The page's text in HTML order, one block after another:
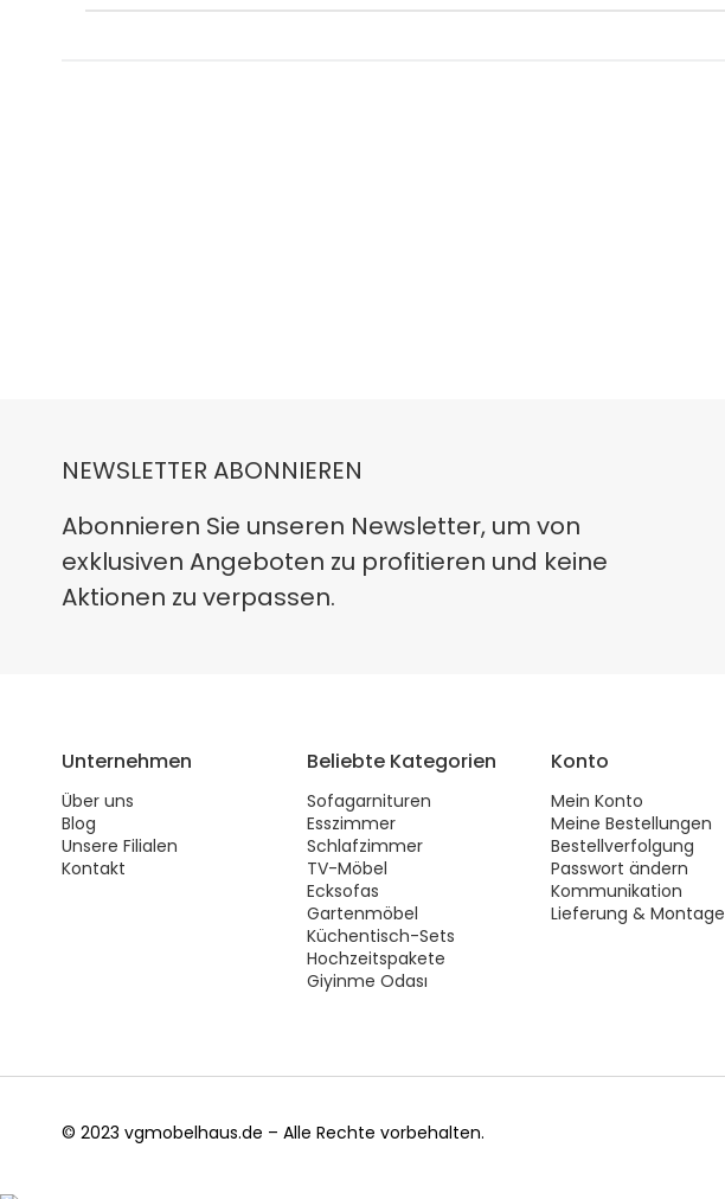
NEWSLETTER ABONNIEREN
Abonnieren Sie unseren Newsletter, um von
exklusiven Angeboten zu profitieren und keine
Aktionen zu verpassen.
Unternehmen
Über uns
Blog
Unsere Filialen
Kontakt
Beliebte Kategorien
Sofagarnituren
Esszimmer
Schlafzimmer
TV-Möbel
Ecksofas
Gartenmöbel
Küchentisch-Sets
Hochzeitspakete
Giyinme Odası
Konto
Mein Konto
Meine Bestellungen
Bestellverfolgung
Passwort ändern
Kommunikation
Lieferung & Montage
© 2023 vgmobelhaus.de – Alle Rechte vorbehalten.